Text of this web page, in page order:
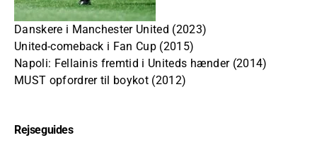
Danskere i Manchester United (2023)
United-comeback i Fan Cup (2015)
Napoli: Fellainis fremtid i Uniteds hænder (2014)
MUST opfordrer til boykot (2012)
Rejseguides